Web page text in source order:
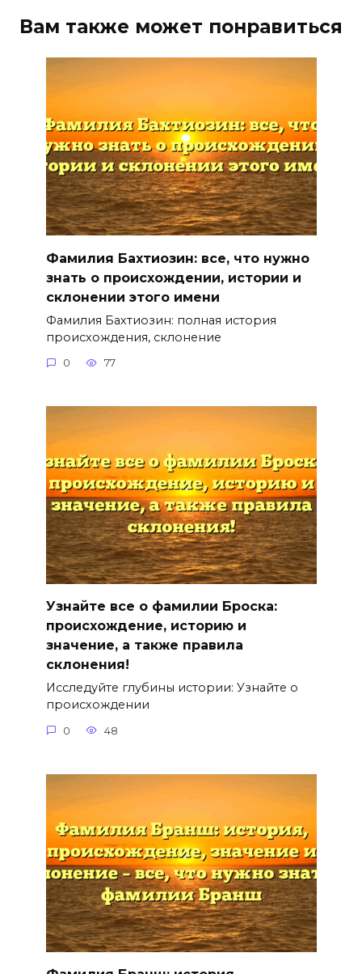
Вам также может понравиться
Фамилия Бахтиозин: все, что нужно
знать о происхождении, истории и
склонении этого имени
Фамилия Бахтиозин: полная история
происхождения, склонение
0 77
Узнайте все о фамилии Броска:
происхождение, историю и
значение, а также правила
склонения!
Исследуйте глубины истории: Узнайте о
происхождении
0 48